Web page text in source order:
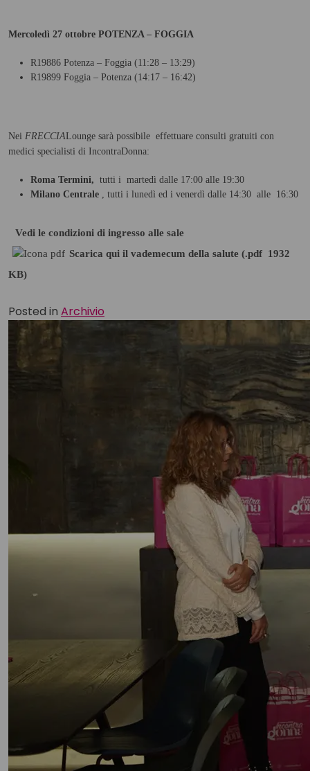
Mercoledì 27 ottobre POTENZA – FOGGIA
R19886 Potenza – Foggia (11:28 – 13:29)
R19899 Foggia – Potenza (14:17 – 16:42)
Nei FRECCIALounge sarà possibile effettuare consulti gratuiti con
medici specialisti di IncontraDonna:
Roma Termini, tutti i martedì dalle 17:00 alle 19:30
Milano Centrale , tutti i lunedì ed i venerdì dalle 14:30 alle 16:30
Vedi le condizioni di ingresso alle sale
Scarica qui il vademecum della salute (.pdf 1932
KB)
Posted in Archivio